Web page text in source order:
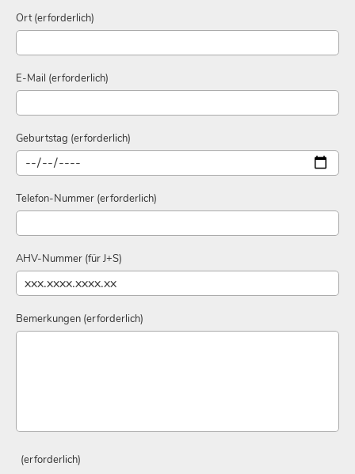
Ort (erforderlich)
E-Mail (erforderlich)
Geburtstag (erforderlich)
Telefon-Nummer (erforderlich)
AHV-Nummer (für J+S)
Bemerkungen (erforderlich)
(erforderlich)